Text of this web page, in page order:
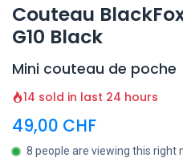
Couteau
G10 Black
Mini couteau de poche
14 sold in last 24 hours
49,00 CHF
8 people are viewing this right